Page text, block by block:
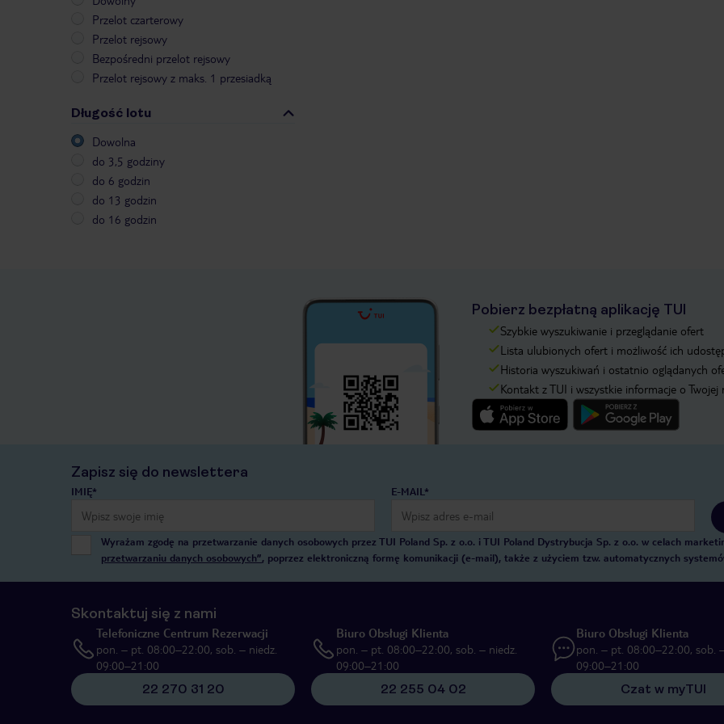
Przelot czarterowy
Przelot rejsowy
Bezpośredni przelot rejsowy
Przelot rejsowy z maks. 1 przesiadką
Długość lotu
Dowolna
do 3,5 godziny
do 6 godzin
do 13 godzin
do 16 godzin
Pobierz bezpłatną aplikację TUI
Szybkie wyszukiwanie i przeglądanie ofert
Lista ulubionych ofert i możliwość ich
Historia wyszukiwań i ostatnio oglądanych
Kontakt z TUI i wszystkie informacje o Twojej
Zapisz się do newslettera
IMIĘ* E-MAIL*
Wyrażam zgodę na przetwarzanie danych osobowych przez TUI Poland Sp. z o.o. i TUI Poland Dystrybucja Sp. z o.o. w celach
przetwarzaniu danych osobowych”, poprzez elektroniczną formę komunikacji (e-mail), także z użyciem tzw. automatycznych
Skontaktuj się z nami
Telefoniczne Centrum Rezerwacji
pon. – pt. 08:00–22:00, sob. – niedz.
09:00–21:00
22 270 31 20
Biuro Obsługi Klienta
pon. – pt. 08:00–22:00, sob. – niedz.
09:00–21:00
22 255 04 02
Biuro Obsługi Klienta
pon. – pt. 08:00–22:00, sob.
09:00–21:00
Czat w myTUI